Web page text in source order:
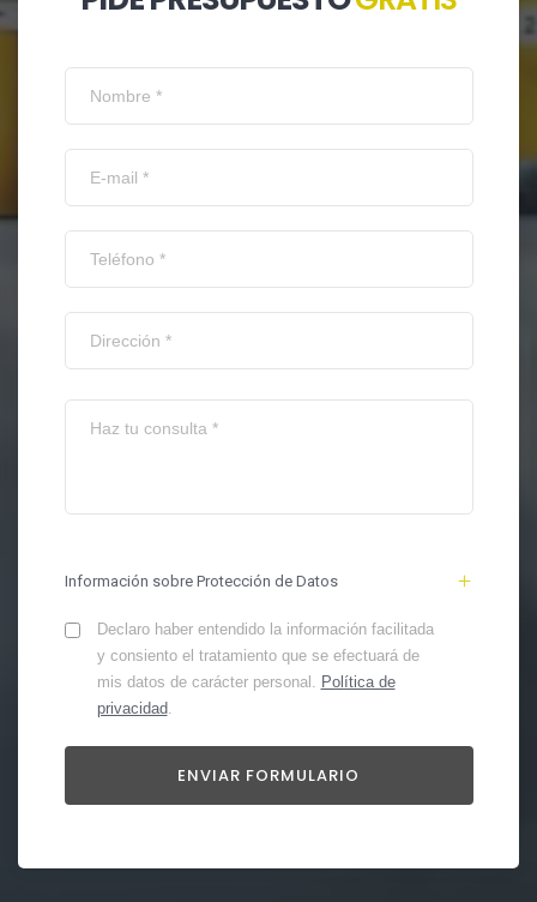
Información sobre Protección de Datos
Declaro haber entendido la información facilitada
y consiento el tratamiento que se efectuará de
mis datos de carácter personal. Política de
privacidad.